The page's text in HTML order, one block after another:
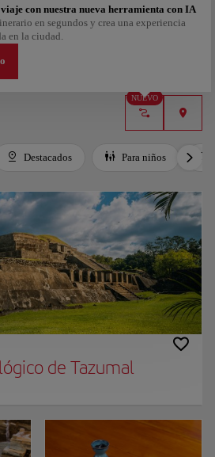
marca con el corazón tus favoritos para crear
ideas? Obtén un itinerario personalizado
de tu viaje: en sólo dos pasos y descargable
NUEVO
con nuestra nueva herramienta con IA
en segundos y crea una experiencia
en la ciudad.
Destacados Para niños
de Tazumal